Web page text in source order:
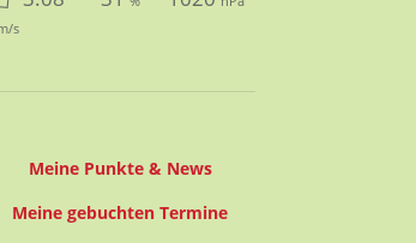
s
Meine Punkte & News
Meine gebuchten Termine